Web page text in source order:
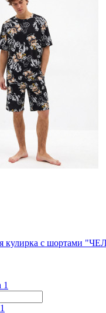
кулирка с шортами